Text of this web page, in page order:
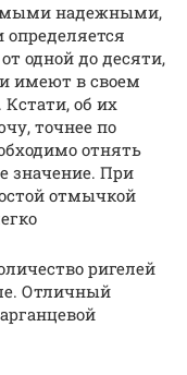
надежными,
определяется
одной до десяти,
имеют в своем
об их
точнее по
отнять
значение. При
отмычкой
ригелей
Отличный